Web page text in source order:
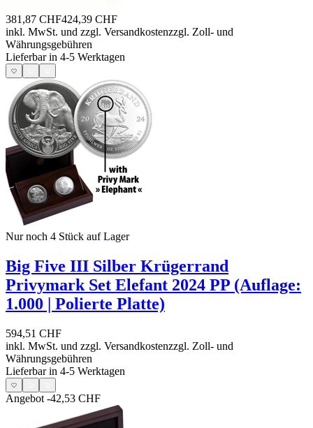
381,87 CHF424,39 CHF
inkl. MwSt. und zzgl. Versandkostenzzgl. Zoll- und
Währungsgebühren
Lieferbar in 4-5 Werktagen
Nur noch 4 Stück auf Lager
Big Five III Silber Krügerrand
Privymark Set Elefant 2024 PP (Auflage:
1.000 | Polierte Platte)
594,51 CHF
inkl. MwSt. und zzgl. Versandkostenzzgl. Zoll- und
Währungsgebühren
Lieferbar in 4-5 Werktagen
Angebot -42,53 CHF